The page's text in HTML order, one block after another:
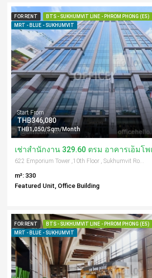
FOR RENT
BTS - SUKHUMVIT LINE - PHROM PHONG (E5)
MRT - BLUE - SUKHUMVIT
Start From
THB346,080
THB1,050/Sqm/Month
622 Emporium Tower ,10th Floor , Sukhumvit Road, Soi 24, Klongtoey, Bangkok, 10110, Thailand
m²: 330
Featured Unit, Office Building
FOR RENT
BTS - SUKHUMVIT LINE - PHROM PHONG (E5)
MRT - BLUE - SUKHUMVIT